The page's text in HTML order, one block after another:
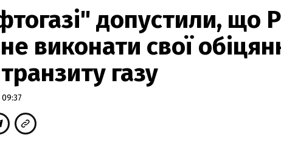
допустили, що
виконати свої
газу